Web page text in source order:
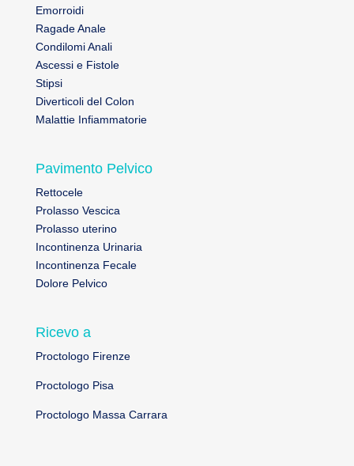
Emorroidi
Ragade Anale
Condilomi Anali
Ascessi e Fistole
Stipsi
Diverticoli del Colon
Malattie Infiammatorie
Pavimento Pelvico
Rettocele
Prolasso Vescica
Prolasso uterino
Incontinenza Urinaria
Incontinenza Fecale
Dolore Pelvico
Ricevo a
Proctologo Firenze
Proctologo Pisa
Proctologo Massa Carrara